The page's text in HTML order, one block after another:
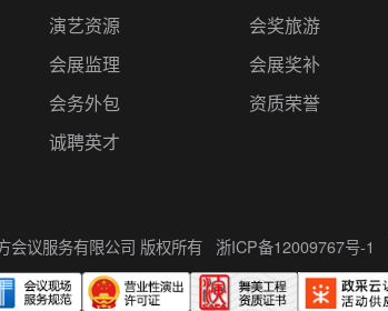
演艺资源
会奖旅游
会展监理
会展奖补
会务外包
资质荣誉
诚聘英才
会议服务有限公司 版权所有 浙ICP备12009767号-1